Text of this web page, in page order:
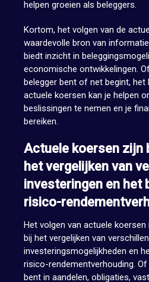
helpen groeien als beleggers.
Kortom, het volgen van de
waardevolle bron van
biedt inzicht in
economische ontwikkelingen.
belegger bent of net begint, het
actuele koersen kan je helpen
beslissingen te nemen en je
bereiken.
Actuele koersen zijn
het vergelijken van
investeringen en het
risico-
Het volgen van actuele
bij het vergelijken van
investeringsmogelijkheden en
risico-rendementverhouding.
bent in aandelen, obligaties,